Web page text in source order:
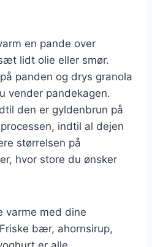
en pande over
lidt olie eller smør.
panden og drys granola
vender pandekagen.
den er gyldenbrun på
indtil al dejen
størrelsen på
hvor store du ønsker
varme med dine
bær, ahornsirup,